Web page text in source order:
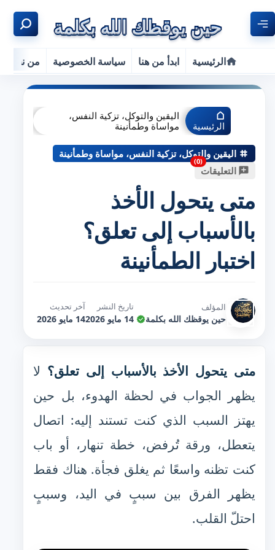
الرئيسية ابدأ من هنا سياسة الخصوصية من نحن
الرئيسية
اليقين والتوكل، تزكية النفس،
مواساة وطمأنينة
اليقين والتوكل، تزكية النفس، مواساة وطمأنينة
التعليقات
متى يتحول الأخذ
بالأسباب إلى تعلق؟
اختبار الطمأنينة
المؤلف
حين يوقظك الله بكلمة
تاريخ النشر
14 مايو 2026
آخر تحديث
14 مايو 2026
متى يتحول الأخذ بالأسباب إلى تعلق؟ لا
يظهر الجواب في لحظة الهدوء، بل حين
يهتز السبب الذي كنت تستند إليه: اتصال
يتعطل، ورقة تُرفض، خطة تنهار، أو باب
كنت تظنه واسعًا ثم يغلق فجأة. هناك فقط
يظهر الفرق بين سببٍ في اليد، وسببٍ
احتلّ القلب.